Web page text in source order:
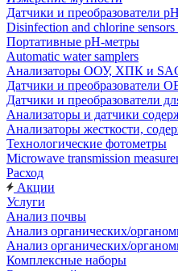
Датчики и преобразователи pH
Disinfection and chlorine sensors
Портативные pH-метры
Automatic water samplers
Анализаторы ООУ, ХПК и
Датчики и преобразователи
Датчики и преобразователи
Анализаторы и датчики
Анализаторы жесткости,
Технологические фотометры
Microwave transmission
Расход
Акции
Услуги
Анализ почвы
Анализ органических/
Анализ органических/
Комплексные наборы